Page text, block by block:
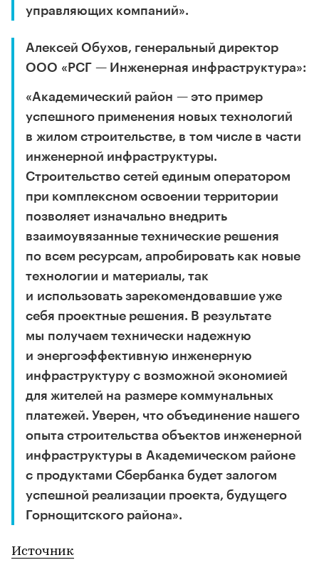
управляющих компаний».
Алексей Обухов, генеральный директор
ООО «РСГ — Инженерная инфраструктура»:
«Академический район — это пример
успешного применения новых технологий
в жилом строительстве, в том числе в части
инженерной инфраструктуры.
Строительство сетей единым оператором
при комплексном освоении территории
позволяет изначально внедрить
взаимоувязанные технические решения
по всем ресурсам, апробировать как новые
технологии и материалы, так
и использовать зарекомендовавшие уже
себя проектные решения. В результате
мы получаем технически надежную
и энергоэффективную инженерную
инфраструктуру с возможной экономией
для жителей на размере коммунальных
платежей. Уверен, что объединение нашего
опыта строительства объектов инженерной
инфраструктуры в Академическом районе
с продуктами Сбербанка будет залогом
успешной реализации проекта, будущего
Горнощитского района».
Источник